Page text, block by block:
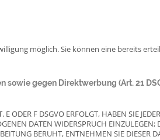
möglich. Sie können eine bereits
gegen Direktwerbung (Art. 21
ODER F DSGVO ERFOLGT, HABEN SIE
DATEN WIDERSPRUCH
BERUHT, ENTNEHMEN SIE DIESER